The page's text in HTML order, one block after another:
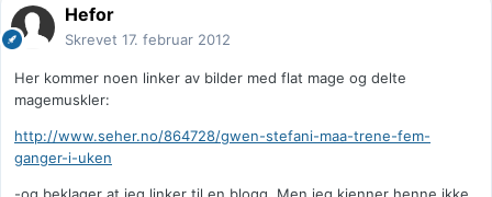
Hefor
Skrevet 17. februar 2012
Her kommer noen linker av bilder med flat mage og delte
magemuskler:
http://www.seher.no/864728/gwen-stefani-maa-trene-fem-
ganger-i-uken